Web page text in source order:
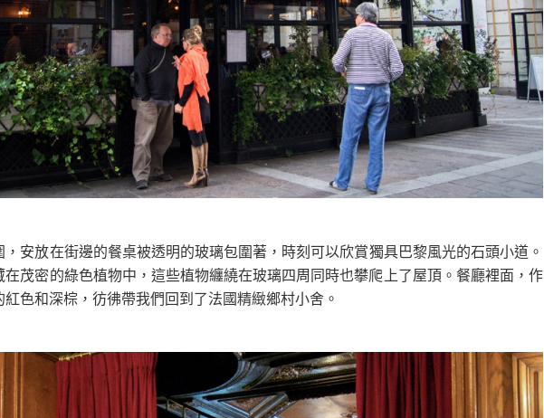
茂密的綠色植物中，這些植物纏繞在玻璃四周同時也攀爬上了屋頂。餐廳裡面，作
色和深棕，彷彿帶我們回到了法國精緻鄉村小舍。